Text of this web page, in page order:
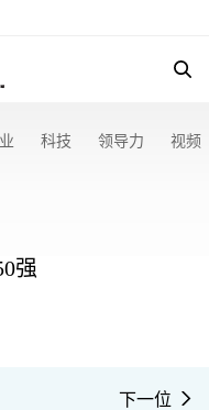
科技 领导力 视频
强
下一位